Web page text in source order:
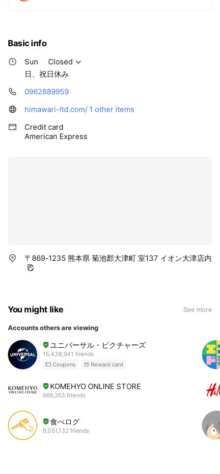
Basic info
Sun
Closed
日、祝日休み
0962889959
himawari-ltd.com/ 1 other items
Credit card
American Express
〒869-1235 熊本県 菊池郡大津町 室137 イオン大津店内
You might like See more
Accounts others are viewing
ユニバーサル・ピクチャーズ
15,438,941 friends
Coupons Reward card
KOMEHYO ONLINE STORE
669,263 friends
食べログ
9,051,132 friends